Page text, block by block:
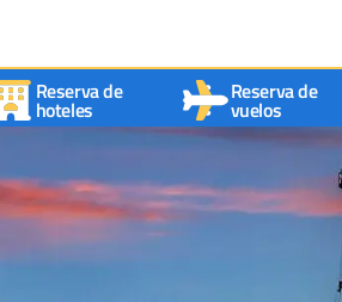
Reserva de
hoteles
Reserva de
vuelos